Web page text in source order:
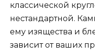
классической
нестандартной.
ему изящества и
зависит от ваших